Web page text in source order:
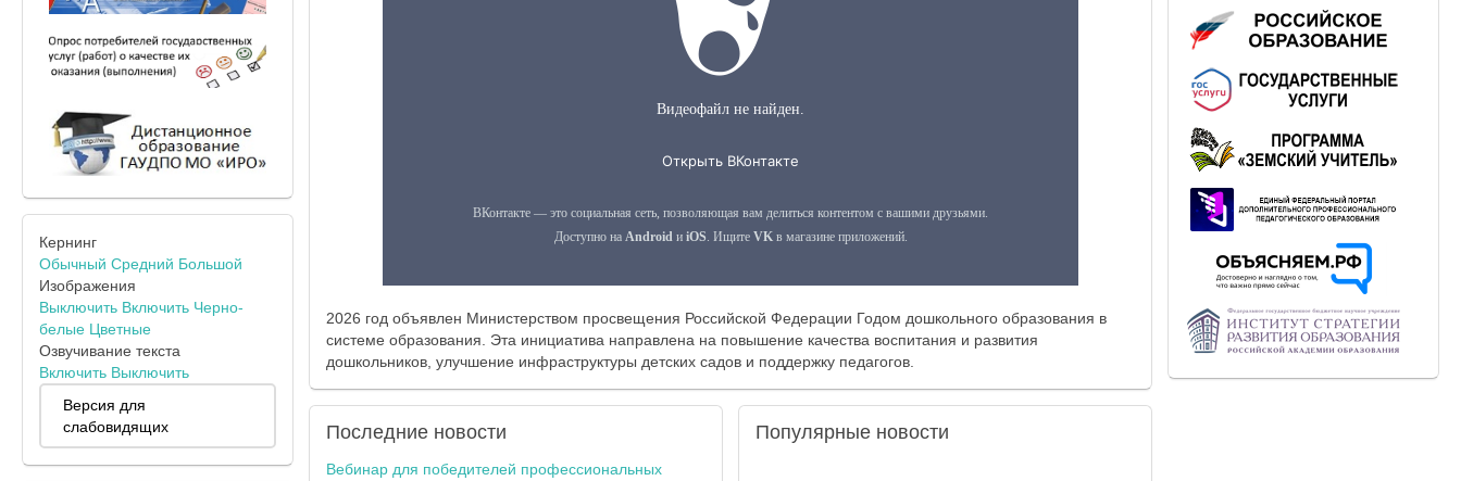
2026 год объявлен Министерством просвещения Российской Федерации Годом дошкольного образования в
системе образования. Эта инициатива направлена на повышение качества воспитания и развития
дошкольников, улучшение инфраструктуры детских садов и поддержку педагогов.
Последниеновости
Вебинар для победителей профессиональных
Популярныеновости
Кернинг
Обычный Средний Большой
Изображения
Выключить Включить Черно-
белые Цветные
Озвучивание текста
Включить Выключить
Версия для
слабовидящих